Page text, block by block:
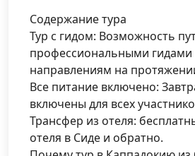
Содержание тура
Тур с гидом: Возможность
профессиональными гидами
направлениям на
Все питание включено:
включены для всех
Трансфер из отеля:
отеля в Сиде и обратно.